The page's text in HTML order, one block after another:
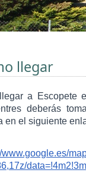
llegar
a Escopete
deberás
en el siguiente
www.google.es/